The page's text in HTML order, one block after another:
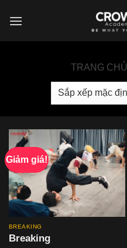
TRANG CHỦ
Giảm giá!
BREAKING
Breaking